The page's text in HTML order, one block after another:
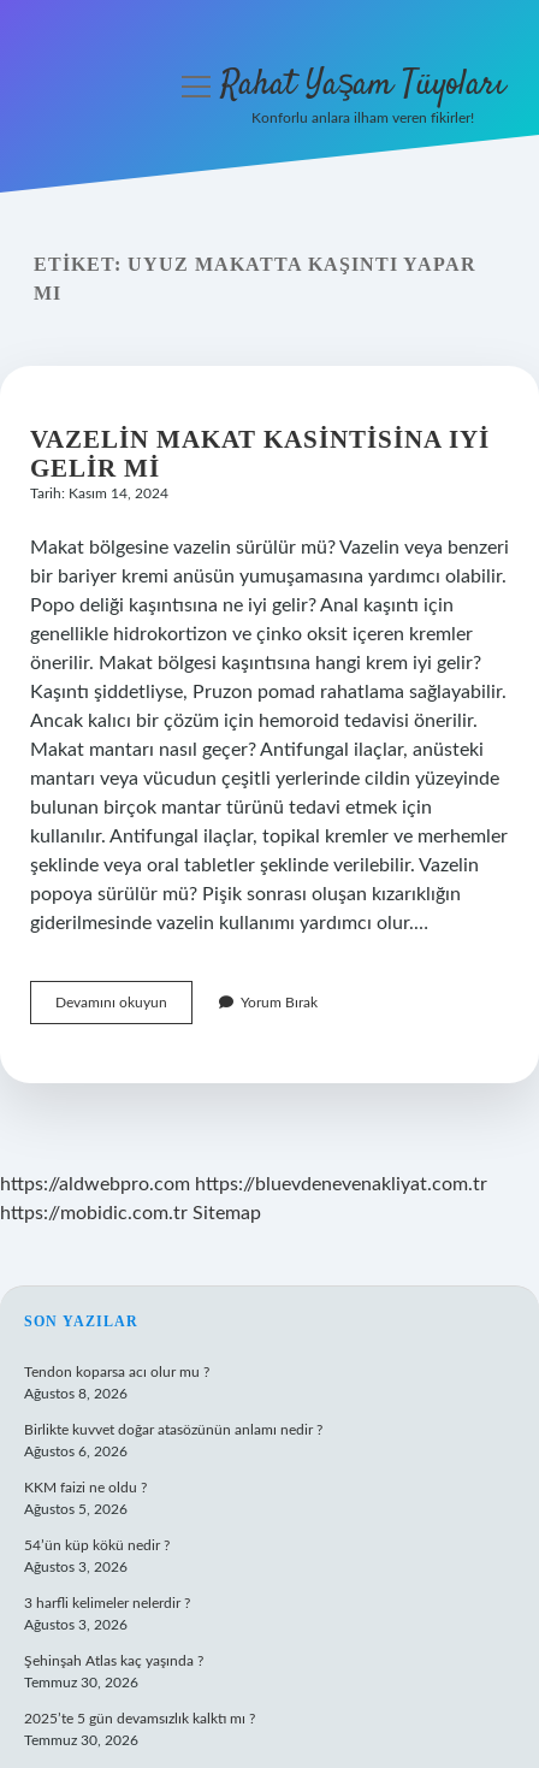
Yasal Uyarı
menüyüRahat Yaşam Tüyoları
Konforlu anlara ilham veren fikirler!
ETIKET: UYUZ MAKATTA KAŞINTI YAPAR
MI
VAZELIN MAKAT KASINTISINA IYI
GELIR MI
Tarih: Kasım 14, 2024
Makat bölgesine vazelin sürülür mü? Vazelin veya benzeri
bir bariyer kremi anüsün yumuşamasına yardımcı olabilir.
Popo deliği kaşıntısına ne iyi gelir? Anal kaşıntı için
genellikle hidrokortizon ve çinko oksit içeren kremler
önerilir. Makat bölgesi kaşıntısına hangi krem iyi gelir?
Kaşıntı şiddetliyse, Pruzon pomad rahatlama sağlayabilir.
Ancak kalıcı bir çözüm için hemoroid tedavisi önerilir.
Makat mantarı nasıl geçer? Antifungal ilaçlar, anüsteki
mantarı veya vücudun çeşitli yerlerinde cildin yüzeyinde
bulunan birçok mantar türünü tedavi etmek için
kullanılır. Antifungal ilaçlar, topikal kremler ve merhemler
şeklinde veya oral tabletler şeklinde verilebilir. Vazelin
popoya sürülür mü? Pişik sonrası oluşan kızarıklığın
giderilmesinde vazelin kullanımı yardımcı olur.…
Devamını okuyun
Makat
Gelir
Yorum Bırak
https://aldwebpro.com https://bluevdenevenakliyat.com.tr
https://mobidic.com.tr Sitemap
SIDEBAR
SON YAZILAR
Tendon koparsa acı olur mu ?
Ağustos 8, 2026
Birlikte kuvvet doğar atasözünün anlamı nedir ?
Ağustos 6, 2026
KKM faizi ne oldu ?
Ağustos 5, 2026
54’ün küp kökü nedir ?
Ağustos 3, 2026
3 harfli kelimeler nelerdir ?
Ağustos 3, 2026
Şehinşah Atlas kaç yaşında ?
Temmuz 30, 2026
2025’te 5 gün devamsızlık kalktı mı ?
Temmuz 30, 2026